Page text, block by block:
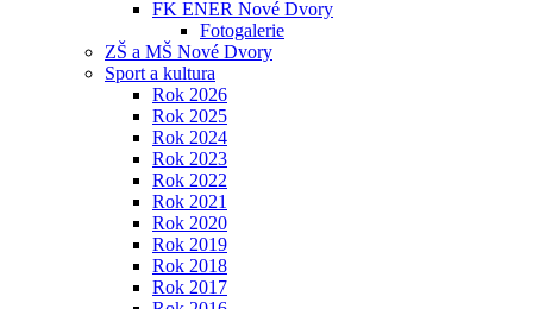
FK ENER Nové Dvory
Fotogalerie
ZŠ a MŠ Nové Dvory
Sport a kultura
Rok 2026
Rok 2025
Rok 2024
Rok 2023
Rok 2022
Rok 2021
Rok 2020
Rok 2019
Rok 2018
Rok 2017